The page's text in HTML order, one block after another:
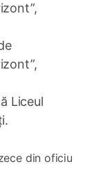
Liceul
din oficiu